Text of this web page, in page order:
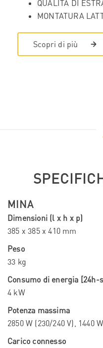
QUALITÀ DI
MONTATURA
Scopri di più
MINA
Dimensioni (l x h x p)
385 x 385 x 410 mm
Peso
33 kg
Consumo di energia [24h-
4 kW
Potenza massima
2850 W (230/240 V), 1440
Carico connesso